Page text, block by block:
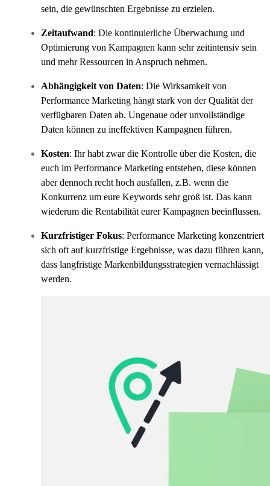
sein, die gewünschten Ergebnisse zu erzielen.
Zeitaufwand: Die kontinuierliche Überwachung und
Optimierung von Kampagnen kann sehr zeitintensiv sein
und mehr Ressourcen in Anspruch nehmen.
Abhängigkeit von Daten: Die Wirksamkeit von
Performance Marketing hängt stark von der Qualität der
verfügbaren Daten ab. Ungenaue oder unvollständige
Daten können zu ineffektiven Kampagnen führen.
Kosten: Ihr habt zwar die Kontrolle über die Kosten, die
euch im Performance Marketing entstehen, diese können
aber dennoch recht hoch ausfallen, z.B. wenn die
Konkurrenz um eure Keywords sehr groß ist. Das kann
wiederum die Rentabilität eurer Kampagnen beeinflussen.
Kurzfristiger Fokus: Performance Marketing konzentriert
sich oft auf kurzfristige Ergebnisse, was dazu führen kann,
dass langfristige Markenbildungsstrategien vernachlässigt
werden.